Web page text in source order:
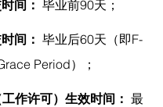
间： 毕业前90天；
间： 毕业后60天（即F-
Period）；
作许可）生效时间： 最